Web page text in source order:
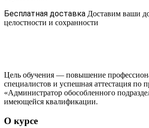
Бесплатная доставка Доставим ваши
целостности и сохранности
Цель обучения — повышение
специалистов и успешная аттестация по
«Администратор обособленного
имеющейся квалификации.
О курсе